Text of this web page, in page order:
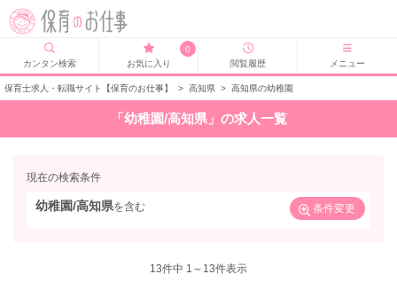
カンタン検索
0
お気に入り
閲覧履歴 メニュー
保育士求人・転職サイト【保育のお仕事】 > 高知県 > 高知県の幼稚園
「幼稚園/高知県」の求人一覧
現在の検索条件
幼稚園/高知県を含む 条件変更
13件中 1～13件表示